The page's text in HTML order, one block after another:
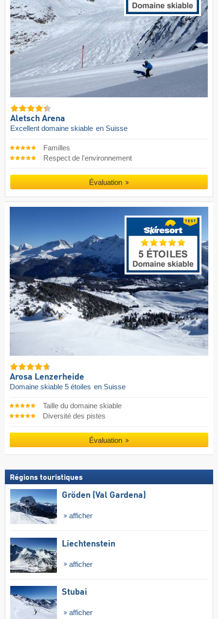
Aletsch Arena
Excellent domaine skiable en Suisse
Familles
Respect de l'environnement
Évaluation
Arosa Lenzerheide
Domaine skiable 5 étoiles en Suisse
Taille du domaine skiable
Diversité des pistes
Évaluation
Régions touristiques
Gröden (Val Gardena)
afficher
Liechtenstein
afficher
Stubai
afficher